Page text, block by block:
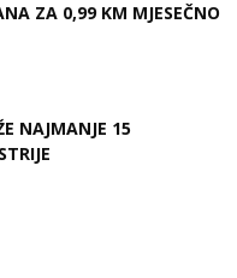
ZA 0,99 KM MJESEČNO
NAJMANJE 15